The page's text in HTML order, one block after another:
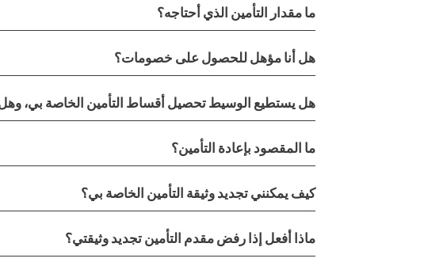
ما مقدار التأمين الذي أحتاجه؟
هل أنا مؤهل للحصول على خصومات؟
هل يستطيع الوسيط تحصيل أقساط التأمين الخاصة بي، وهل
ما المقصود بإعادة التأمين؟
كيف يمكنني تجديد وثيقة التأمين الخاصة بي؟
ماذا أفعل إذا رفض مقدم التأمين تجديد وثيقتي؟